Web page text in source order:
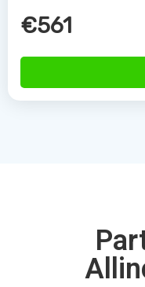
€561